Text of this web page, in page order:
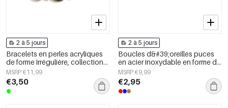
2 à 5 jours
Bracelets en perles acryliques
de forme irrégulière, collection
Simple Daily Simple, bijoux pour
femmes
MSRP €11,99
€3,50
2 à 5 jours
Boucles d&#39;oreilles puces
en acier inoxydable en forme de
cœur, collection Daily Simple,
bijoux pour femmes
MSRP €9,99
€2,95